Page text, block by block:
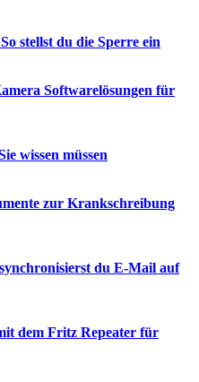
stellst du die Sperre ein
Softwarelösungen für
wissen müssen
zur Krankschreibung
du E-Mail auf
dem Fritz Repeater für